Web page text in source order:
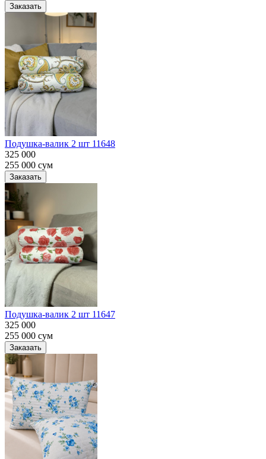
Заказать
Подушка-валик 2 шт 11648
325 000
255 000 сум
Заказать
Подушка-валик 2 шт 11647
325 000
255 000 сум
Заказать